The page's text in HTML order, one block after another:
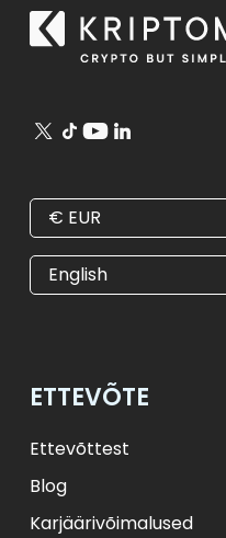
€ EUR
€ EUR
$ USD
ft HUF
zł PLN
English
ETTEVÕTE
Ettevõttest
Blog
Karjäärivõimalused